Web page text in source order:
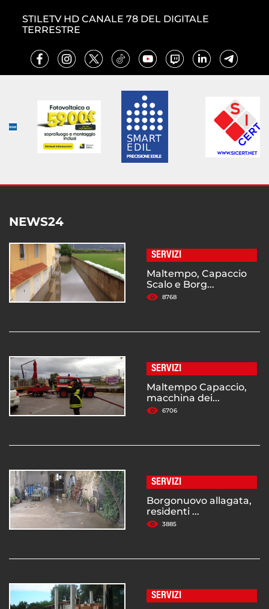
STILETV HD CANALE 78 DEL DIGITALE
TERRESTRE
NEWS24
SERVIZI
Maltempo, Capaccio
Scalo e Borg...
8768
SERVIZI
Maltempo Capaccio,
macchina dei...
6706
SERVIZI
Borgonuovo allagata,
residenti ...
3885
SERVIZI